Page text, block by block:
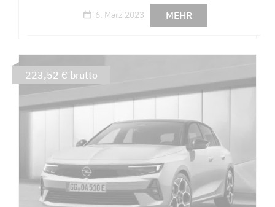
6. März 2023 MEHR
223,52 € brutto